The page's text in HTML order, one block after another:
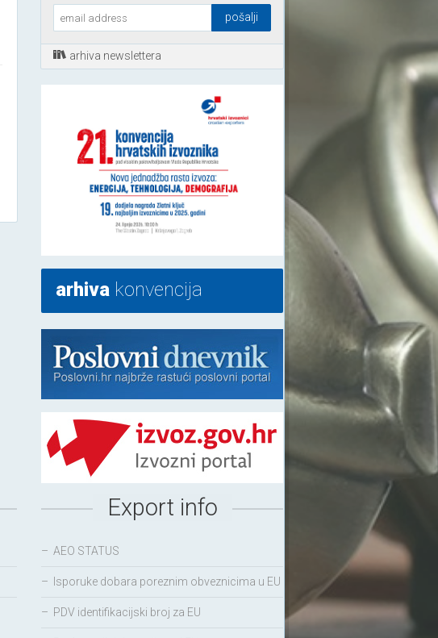
arhiva newslettera
arhiva konvencija
Export info
– AEO STATUS
– Isporuke dobara poreznim obveznicima u EU
– PDV identifikacijski broj za EU